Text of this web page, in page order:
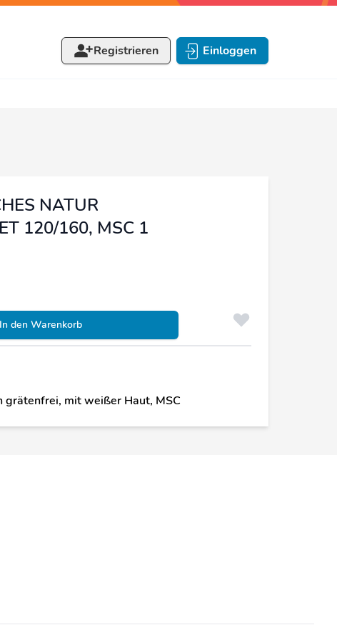
Registrieren Einloggen
NATUR
120/160, MSC 1
In den Warenkorb
grätenfrei, mit weißer Haut, MSC